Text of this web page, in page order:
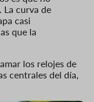
La curva de
casi
que la
los relojes de
centrales del día,